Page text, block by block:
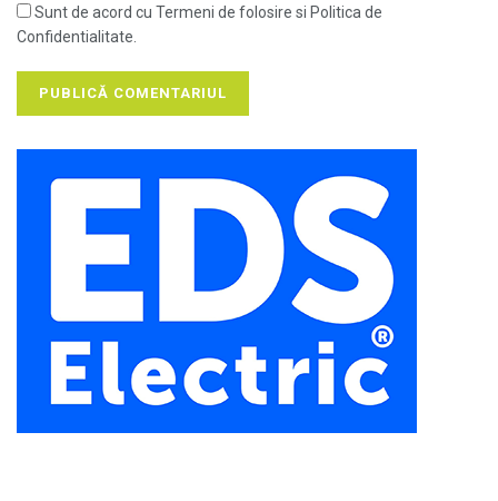
Sunt de acord cu Termeni de folosire si Politica de
Confidentialitate.